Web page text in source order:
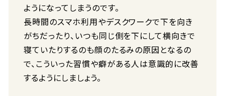
ようになってしまうのです。
長時間のスマホ利用やデスクワークで下を向き
がちだったり、いつも同じ側を下にして横向きで
寝ていたりするのも顔のたるみの原因となるの
で、こういった習慣や癖がある人は意識的に改善
するようにしましょう。